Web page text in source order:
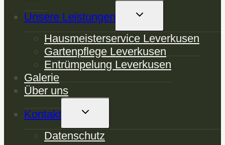
Unsere Leistungen
Untermenü
Hausmeisterservice Leverkusen
Gartenpflege Leverkusen
Entrümpelung Leverkusen
Galerie
Über uns
Kontakt
Untermenü
Datenschutz